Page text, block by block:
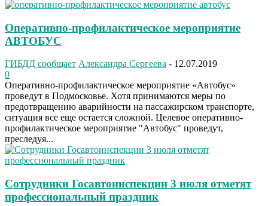
Оперативно-профилактическое мероприятие
АВТОБУС
ГИБДД сообщает Александра Сергеева - 12.07.2019
0
Оперативно-профилактическое мероприятие «Автобус»
проведут в Подмосковье. Хотя принимаются меры по
предотвращению аварийности на пассажирском транспорте,
ситуация все еще остается сложной. Целевое оперативно-
профилактическое мероприятие "Автобус" проведут,
преследуя...
Сотрудники Госавтоинспекции 3 июля отметят
профессиональный праздник